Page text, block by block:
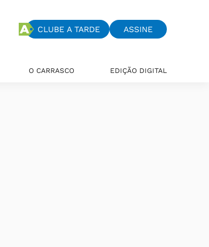
CLUBE A TARDE ASSINE
O CARRASCO EDIÇÃO DIGITAL